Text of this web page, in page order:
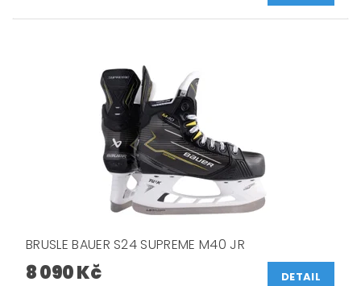
BRUSLE BAUER S24 SUPREME M40 JR
8 090 Kč DETAIL